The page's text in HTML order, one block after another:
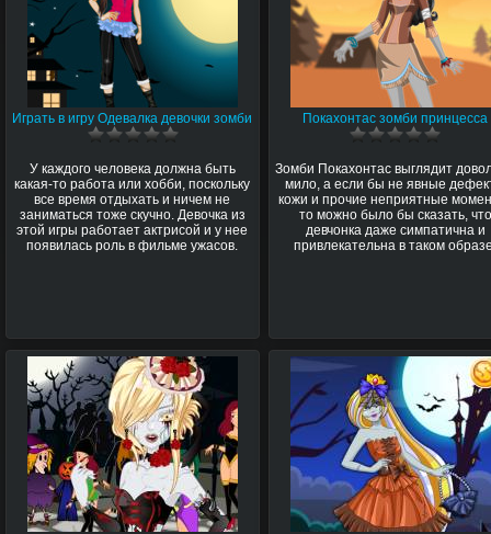
Играть в игру Одевалка девочки зомби
У каждого человека должна быть
какая-то работа или хобби, поскольку
все время отдыхать и ничем не
заниматься тоже скучно. Девочка из
этой игры работает актрисой и у нее
появилась роль в фильме ужасов.
Покахонтас зомби принцесса
Зомби Покахонтас выглядит
мило, а если бы не явные
кожи и прочие неприятные
то можно было бы сказать, что
девчонка даже симпатична и
привлекательна в таком